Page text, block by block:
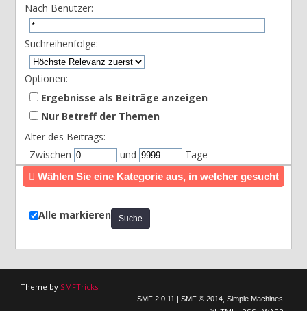
Nach Benutzer:
Suchreihenfolge:
Optionen:
Ergebnisse als Beiträge anzeigen
Nur Betreff der Themen
Alter des Beitrags:
Zwischen
und Tage
Wählen Sie eine Kategorie aus, in welcher gesucht
Alle markieren
Theme by SMFTricks
SMF 2.0.11 SMF © 2014 Simple Machines